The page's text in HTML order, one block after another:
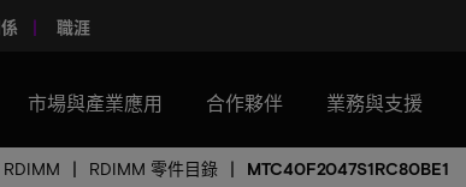
職涯
市場與產業應用 合作夥伴 業務與支援
RDIMM RDIMM 零件目錄 MTC40F2047S1RC80BE1